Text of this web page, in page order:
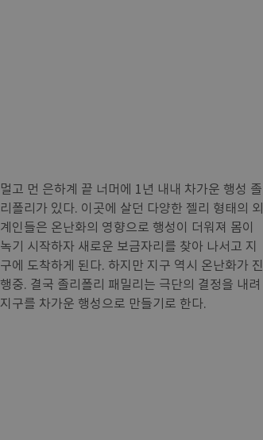
멀고 먼 은하계 끝 너머에 1년 내내 차가운 행성 졸
리폴리가 있다. 이곳에 살던 다양한 젤리 형태의 외
계인들은 온난화의 영향으로 행성이 더워져 몸이
녹기 시작하자 새로운 보금자리를 찾아 나서고 지
구에 도착하게 된다. 하지만 지구 역시 온난화가 진
행중. 결국 졸리폴리 패밀리는 극단의 결정을 내려
지구를 차가운 행성으로 만들기로 한다.